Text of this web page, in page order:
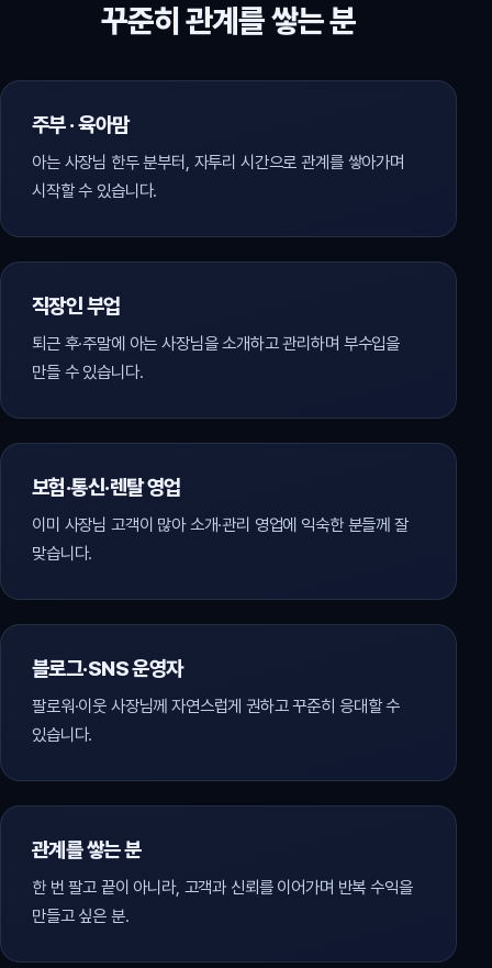
꾸준히 관계를 쌓는 분
주부 · 육아맘
아는 사장님 한두 분부터, 자투리 시간으로 관계를 쌓아가며
시작할 수 있습니다.
직장인 부업
퇴근 후·주말에 아는 사장님을 소개하고 관리하며 부수입을
만들 수 있습니다.
보험·통신·렌탈 영업
이미 사장님 고객이 많아 소개·관리 영업에 익숙한 분들께 잘
맞습니다.
블로그·SNS 운영자
팔로워·이웃 사장님께 자연스럽게 권하고 꾸준히 응대할 수
있습니다.
관계를 쌓는 분
한 번 팔고 끝이 아니라, 고객과 신뢰를 이어가며 반복 수익을
만들고 싶은 분.